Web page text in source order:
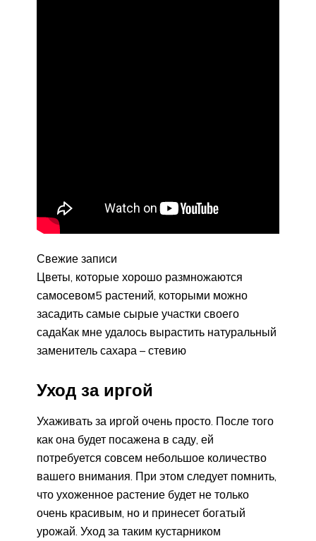
Свежие записи
Цветы, которые хорошо размножаются
самосевом5 растений, которыми можно
засадить самые сырые участки своего
садаКак мне удалось вырастить натуральный
заменитель сахара – стевию
Уход за иргой
Ухаживать за иргой очень просто. После того
как она будет посажена в саду, ей
потребуется совсем небольшое количество
вашего внимания. При этом следует помнить,
что ухоженное растение будет не только
очень красивым, но и принесет богатый
урожай. Уход за таким кустарником